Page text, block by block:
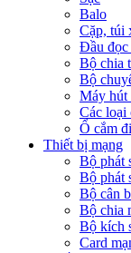
Balo
Cặp, túi
Đầu đọc
Bộ chia
Bộ
Máy hút
Các loại
Ổ cắm
Thiết bị mạng
Bộ phát
Bộ phát
Bộ cân
Bộ chia
Bộ kích
Card